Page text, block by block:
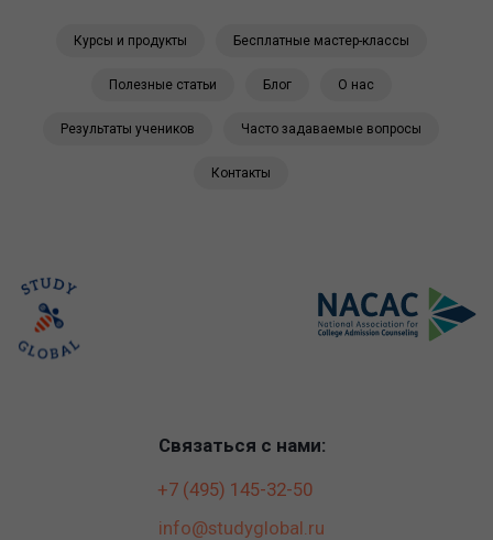
Курсы и продукты Бесплатные мастер-классы
Полезные статьи Блог О нас
Результаты учеников Часто задаваемые вопросы
Контакты